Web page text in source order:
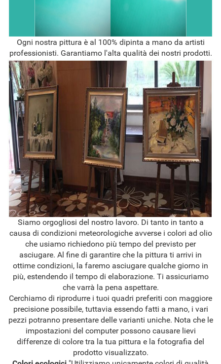
Ogni nostra pittura è al 100% dipinta a mano da artisti
professionisti. Garantiamo l'alta qualità dei nostri prodotti.
Siamo orgogliosi del nostro lavoro. Di tanto in tanto a
causa di condizioni meteorologiche avverse i colori ad olio
che usiamo richiedono più tempo del previsto per
asciugare. Al fine di garantire che la pittura ti arrivi in
ottime condizioni, la faremo asciugare qualche giorno in
più, estendendo il tempo di elaborazione. Ti assicuriamo
che varrà la pena aspettare.
Cerchiamo di riprodurre i tuoi quadri preferiti con maggiore
precisione possibile, tuttavia essendo fatti a mano, i vari
pezzi potranno presentare delle varianti uniche. Nota che le
impostazioni del computer possono causare lievi
differenze di colore tra la tua pittura e la fotografia del
prodotto visualizzato.